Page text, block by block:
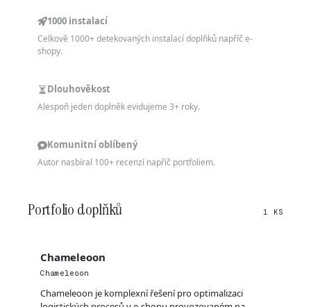
1000 instalací
Celkově 1000+ detekovaných instalací doplňků napříč e-
shopy.
Dlouhověkost
Alespoň jeden doplněk evidujeme 3+ roky.
Komunitní oblíbený
Autor nasbíral 100+ recenzí napříč portfoliem.
Portfolio doplňků 1 KS
Chameleoon
Chameleoon
Chameleoon je komplexní řešení pro optimalizaci